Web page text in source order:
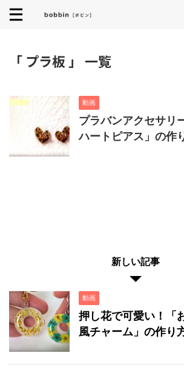
「 プラ板 」 一覧
動画
プラバンアクセサリ
ハートピアス」の作
新しい記事
動画
押し花で可愛い！「
風チャーム」の作り